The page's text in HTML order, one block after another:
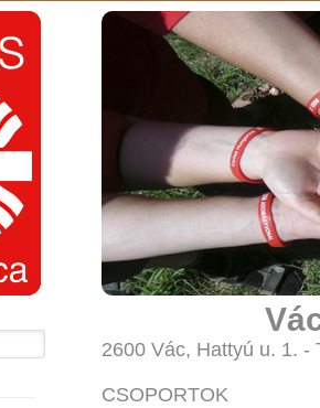
2600 Vác, Hattyú u. 1. -
CSOPORTOK